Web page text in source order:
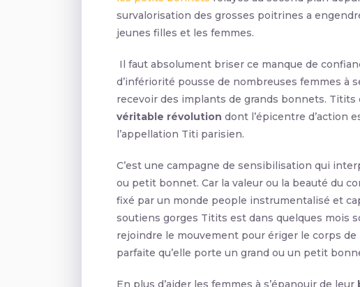
survalorisation des grosses poitrines a
jeunes filles et les femmes.
Il faut absolument briser ce manque de
d’infériorité pousse de nombreuses femmes à
recevoir des implants de grands bonnets. Titits
véritable révolution dont l’épicentre d’action
l’appellation Titi parisien.
C’est une campagne de sensibilisation qui
ou petit bonnet. Car la valeur ou la beauté du
fixé par un monde people instrumentalisé et
soutiens gorges Titits est dans quelques mois
rejoindre le mouvement pour ériger le corps
parfaite qu’elle porte un grand ou un petit
En plus d’aider les femmes à s’épanouir de leur